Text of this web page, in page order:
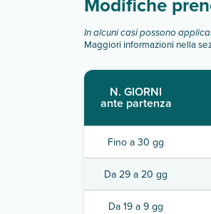
In alcuni casi possono
Maggiori informazioni nella
N. GIORNI
ante partenza
Fino a 30 gg
Da 29 a 20 gg
Da 19 a 9 gg